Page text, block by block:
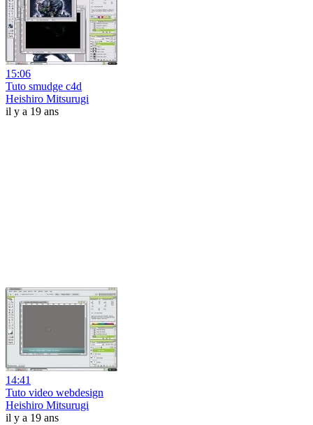
15:06
Tuto smudge c4d
Heishiro Mitsurugi
il y a 19 ans
14:41
Tuto video webdesign
Heishiro Mitsurugi
il y a 19 ans